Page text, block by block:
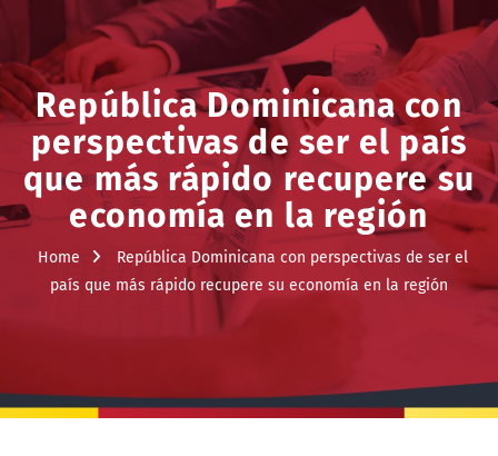
República Dominicana con
perspectivas de ser el país
que más rápido recupere su
economía en la región
Home
República Dominicana con perspectivas de ser el
país que más rápido recupere su economía en la región